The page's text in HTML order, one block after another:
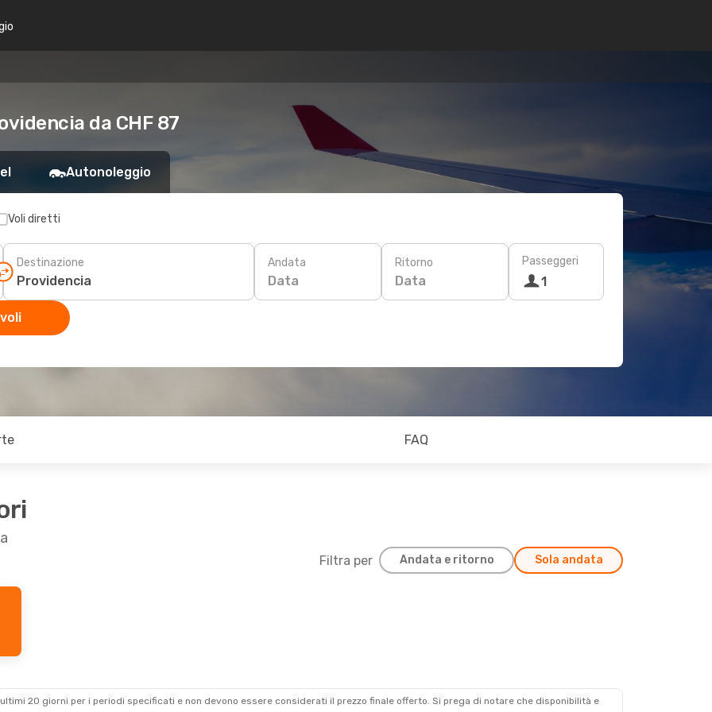
da CHF 87
Autonoleggio
Voli diretti
Destinazione Andata
Data
Ritorno
Data
Passeggeri
1
FAQ
Filtra per Andata e ritorno Sola andata
20 giorni per i periodi specificati e non devono essere considerati il ​​prezzo finale offerto. Si prega di notare che disponibilità e